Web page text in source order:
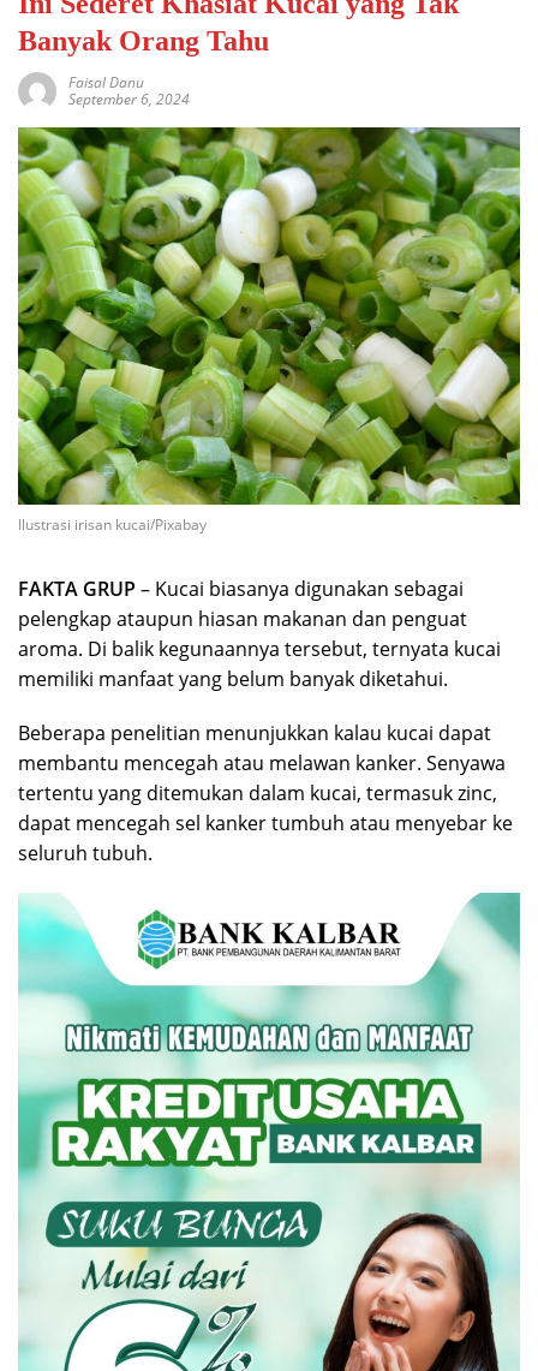
Banyak Orang Tahu
Faisal Danu
September 6, 2024
Ilustrasi irisan kucai/Pixabay
FAKTA GRUP – Kucai biasanya digunakan sebagai
pelengkap ataupun hiasan makanan dan penguat
aroma. Di balik kegunaannya tersebut, ternyata kucai
memiliki manfaat yang belum banyak diketahui.
Beberapa penelitian menunjukkan kalau kucai dapat
membantu mencegah atau melawan kanker. Senyawa
tertentu yang ditemukan dalam kucai, termasuk zinc,
dapat mencegah sel kanker tumbuh atau menyebar ke
seluruh tubuh.